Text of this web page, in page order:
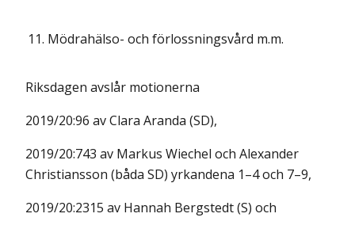
11. Mödrahälso- och förlossningsvård m.m.
Riksdagen avslår motionerna
2019/20:96 av Clara Aranda (SD),
2019/20:743 av Markus Wiechel och Alexander
Christiansson (båda SD) yrkandena 1–4 och 7–9,
2019/20:2315 av Hannah Bergstedt (S) och